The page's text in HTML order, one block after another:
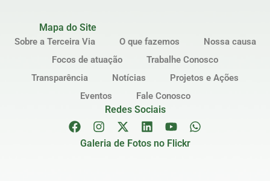
Mapa do Site
Sobre a Terceira Via O que fazemos
Nossa causa
Focos de atuação
Trabalhe Conosco
Transparência
Notícias
Projetos e Ações
Eventos
Fale Conosco
Redes Sociais
Galeria de Fotos no Flickr